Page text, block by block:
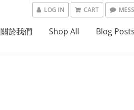
LOG IN CART
關於我們 Shop All Blog Posts